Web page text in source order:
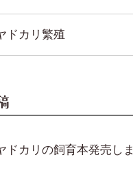
ドカリ繁殖
ドカリの飼育本発売しま